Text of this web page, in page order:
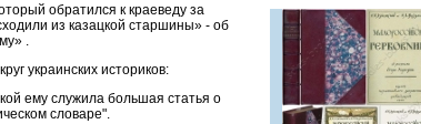
обратился к краеведу за
из казацкой старшины» - об
.
украинских историков:
ему служила большая статья о
словаре".